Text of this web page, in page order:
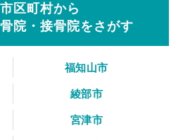
区町村から
院・接骨院をさがす
福知山市
綾部市
宮津市